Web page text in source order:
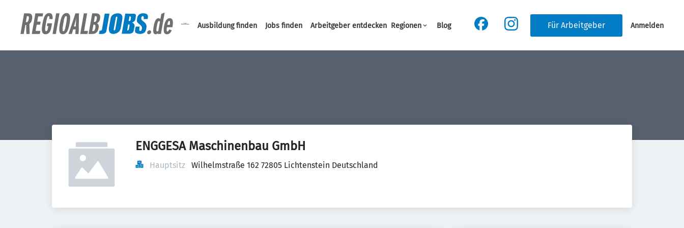
Haupt-Navigation
Ausbildung finden Jobs finden Arbeitgeber entdecken Regionen Blog Für Arbeitgeber Anmelden
ENGGESA Maschinenbau GmbH
Hauptsitz Wilhelmstraße 162 72805 Lichtenstein Deutschland